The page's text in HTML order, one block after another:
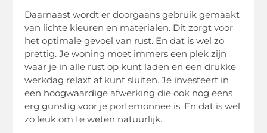
Daarnaast wordt er doorgaans gebruik gemaakt
van lichte kleuren en materialen. Dit zorgt voor
het optimale gevoel van rust. En dat is wel zo
prettig. Je woning moet immers een plek zijn
waar je in alle rust op kunt laden en een drukke
werkdag relaxt af kunt sluiten. Je investeert in
een hoogwaardige afwerking die ook nog eens
erg gunstig voor je portemonnee is. En dat is wel
zo leuk om te weten natuurlijk.